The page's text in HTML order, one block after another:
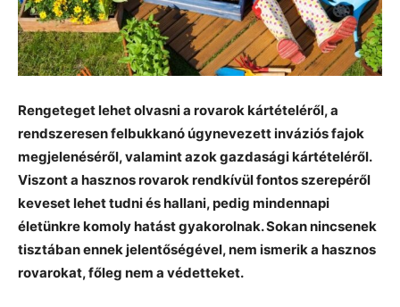
Rengeteget lehet olvasni a rovarok kártételéről, a
rendszeresen felbukkanó úgynevezett inváziós fajok
megjelenéséről, valamint azok gazdasági kártételéről.
Viszont a hasznos rovarok rendkívül fontos szerepéről
keveset lehet tudni és hallani, pedig mindennapi
életünkre komoly hatást gyakorolnak. Sokan nincsenek
tisztában ennek jelentőségével, nem ismerik a hasznos
rovarokat, főleg nem a védetteket.